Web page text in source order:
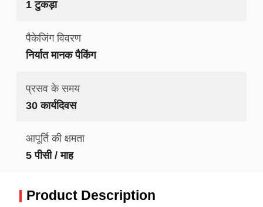
1 टुकड़ा
पैकेजिंग विवरण
निर्यात मानक पैकिंग
प्रसव के समय
30 कार्यदिवस
आपूर्ति की क्षमता
5 पीसी / माह
Product Description